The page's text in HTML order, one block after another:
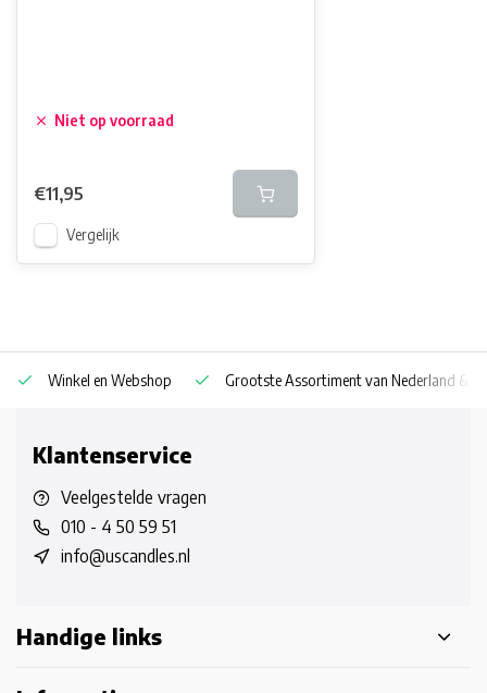
Niet op voorraad
€11,95
Vergelijk
Winkel en Webshop Grootste Assortiment van Nederland &
Klantenservice
Veelgestelde vragen
010 - 4 50 59 51
info@uscandles.nl
Handige links